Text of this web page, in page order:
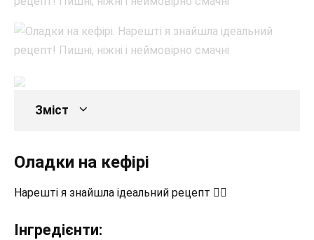
Зміст
Оладки на кефірі
Нарешті я знайшла ідеальний рецепт 👌🏻
Інгредієнти: